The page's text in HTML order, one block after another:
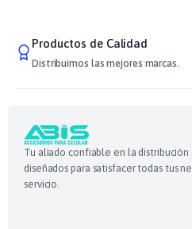
Productos de Calidad
Distribuimos las mejores marcas.
Tu aliado confiable en la distribución
diseñados para satisfacer todas tus
servicio.